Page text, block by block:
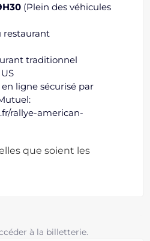
(Plein des véhicules
restaurant
traditionnel
ligne sécurisé par
rallye-american-
que soient les
à la billetterie.